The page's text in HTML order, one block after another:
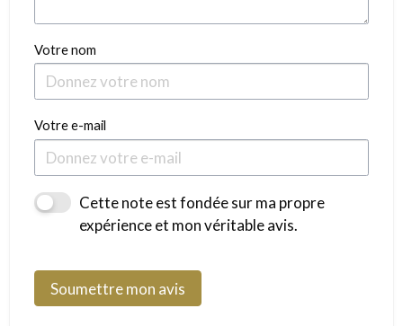
Votre nom
Votre e-mail
Cette note est fondée sur ma propre
expérience et mon véritable avis.
Soumettre mon avis